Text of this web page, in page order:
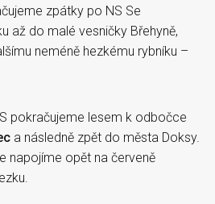
zpátky po NS Se
až do malé vesničky Břehyně,
neméně hezkému rybníku –
pokračujeme lesem k odbočce
a následně zpět do města Doksy.
napojíme opět na červeně